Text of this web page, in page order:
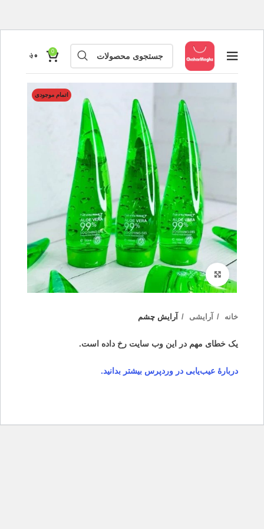
0 ۰؋
اتمام موجودی
بزرگنمایی تصویر
خانه آرایشی آرایش چشم
یک خطای مهم در این وب سایت رخ داده است.
دربارهٔ عیب‌یابی در وردپرس بیشتر بدانید.